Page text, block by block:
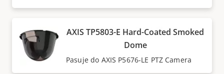
AXIS TP5803-E Hard-Coated Smoked
Dome
Pasuje do AXIS P5676-LE PTZ Camera